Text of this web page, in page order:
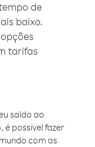
de
baixo.
tarifas
saldo ao
é possível fazer
com as